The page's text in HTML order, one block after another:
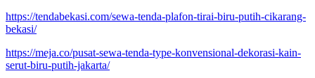
https://tendabekasi.com/sewa-tenda-plafon-tirai-biru-putih-cikarang-
bekasi/
https://meja.co/pusat-sewa-tenda-type-konvensional-dekorasi-kain-
serut-biru-putih-jakarta/